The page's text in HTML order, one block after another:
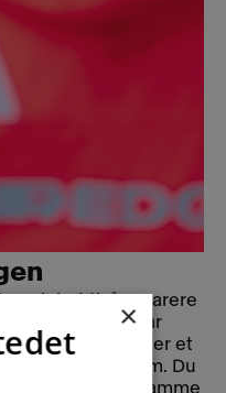
mulighet til å reparere
får bilen i kjørbar
verksted, eller et
på 30 km. Du
hjem, innenfor samme
×